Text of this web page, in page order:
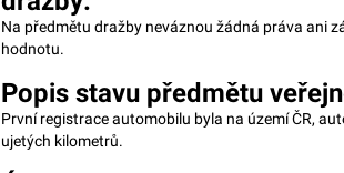
Na předmětu dražby neváznou žádná práva ani
hodnotu.
Popis stavu předmětu
První registrace automobilu byla na území ČR,
ujetých kilometrů.